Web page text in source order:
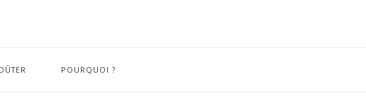
POURQUOI ?